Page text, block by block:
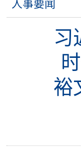
人事要闻
习
裕